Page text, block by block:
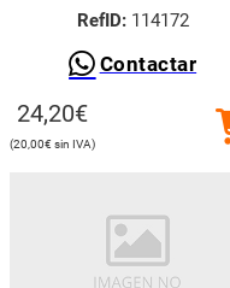
RefID:114172
Contactar
24,20€
20,00€